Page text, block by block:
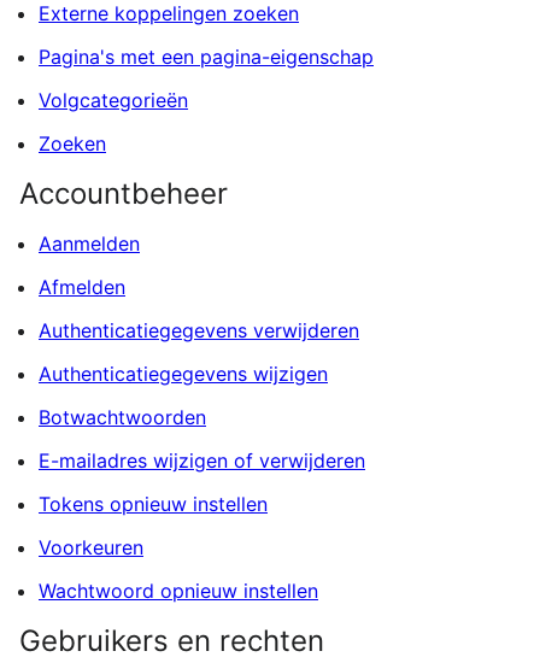
Externe koppelingen zoeken
Pagina's met een pagina-eigenschap
Volgcategorieën
Zoeken
Accountbeheer
Aanmelden
Afmelden
Authenticatiegegevens verwijderen
Authenticatiegegevens wijzigen
Botwachtwoorden
E-mailadres wijzigen of verwijderen
Tokens opnieuw instellen
Voorkeuren
Wachtwoord opnieuw instellen
Gebruikers en rechten